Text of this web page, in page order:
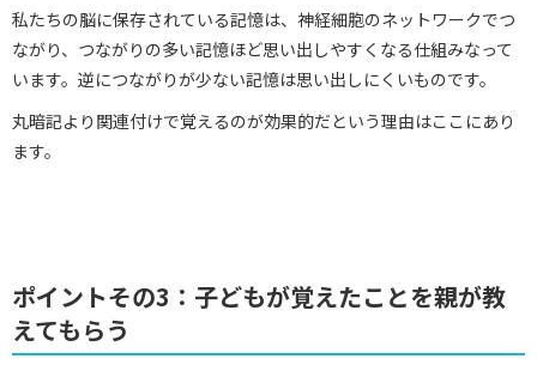
私たちの脳に保存されている記憶は、神経細胞のネットワークでつ
ながり、つながりの多い記憶ほど思い出しやすくなる仕組みなって
います。逆につながりが少ない記憶は思い出しにくいものです。
丸暗記より関連付けで覚えるのが効果的だという理由はここにあり
ます。
ポイントその3：子どもが覚えたことを親が教
えてもらう